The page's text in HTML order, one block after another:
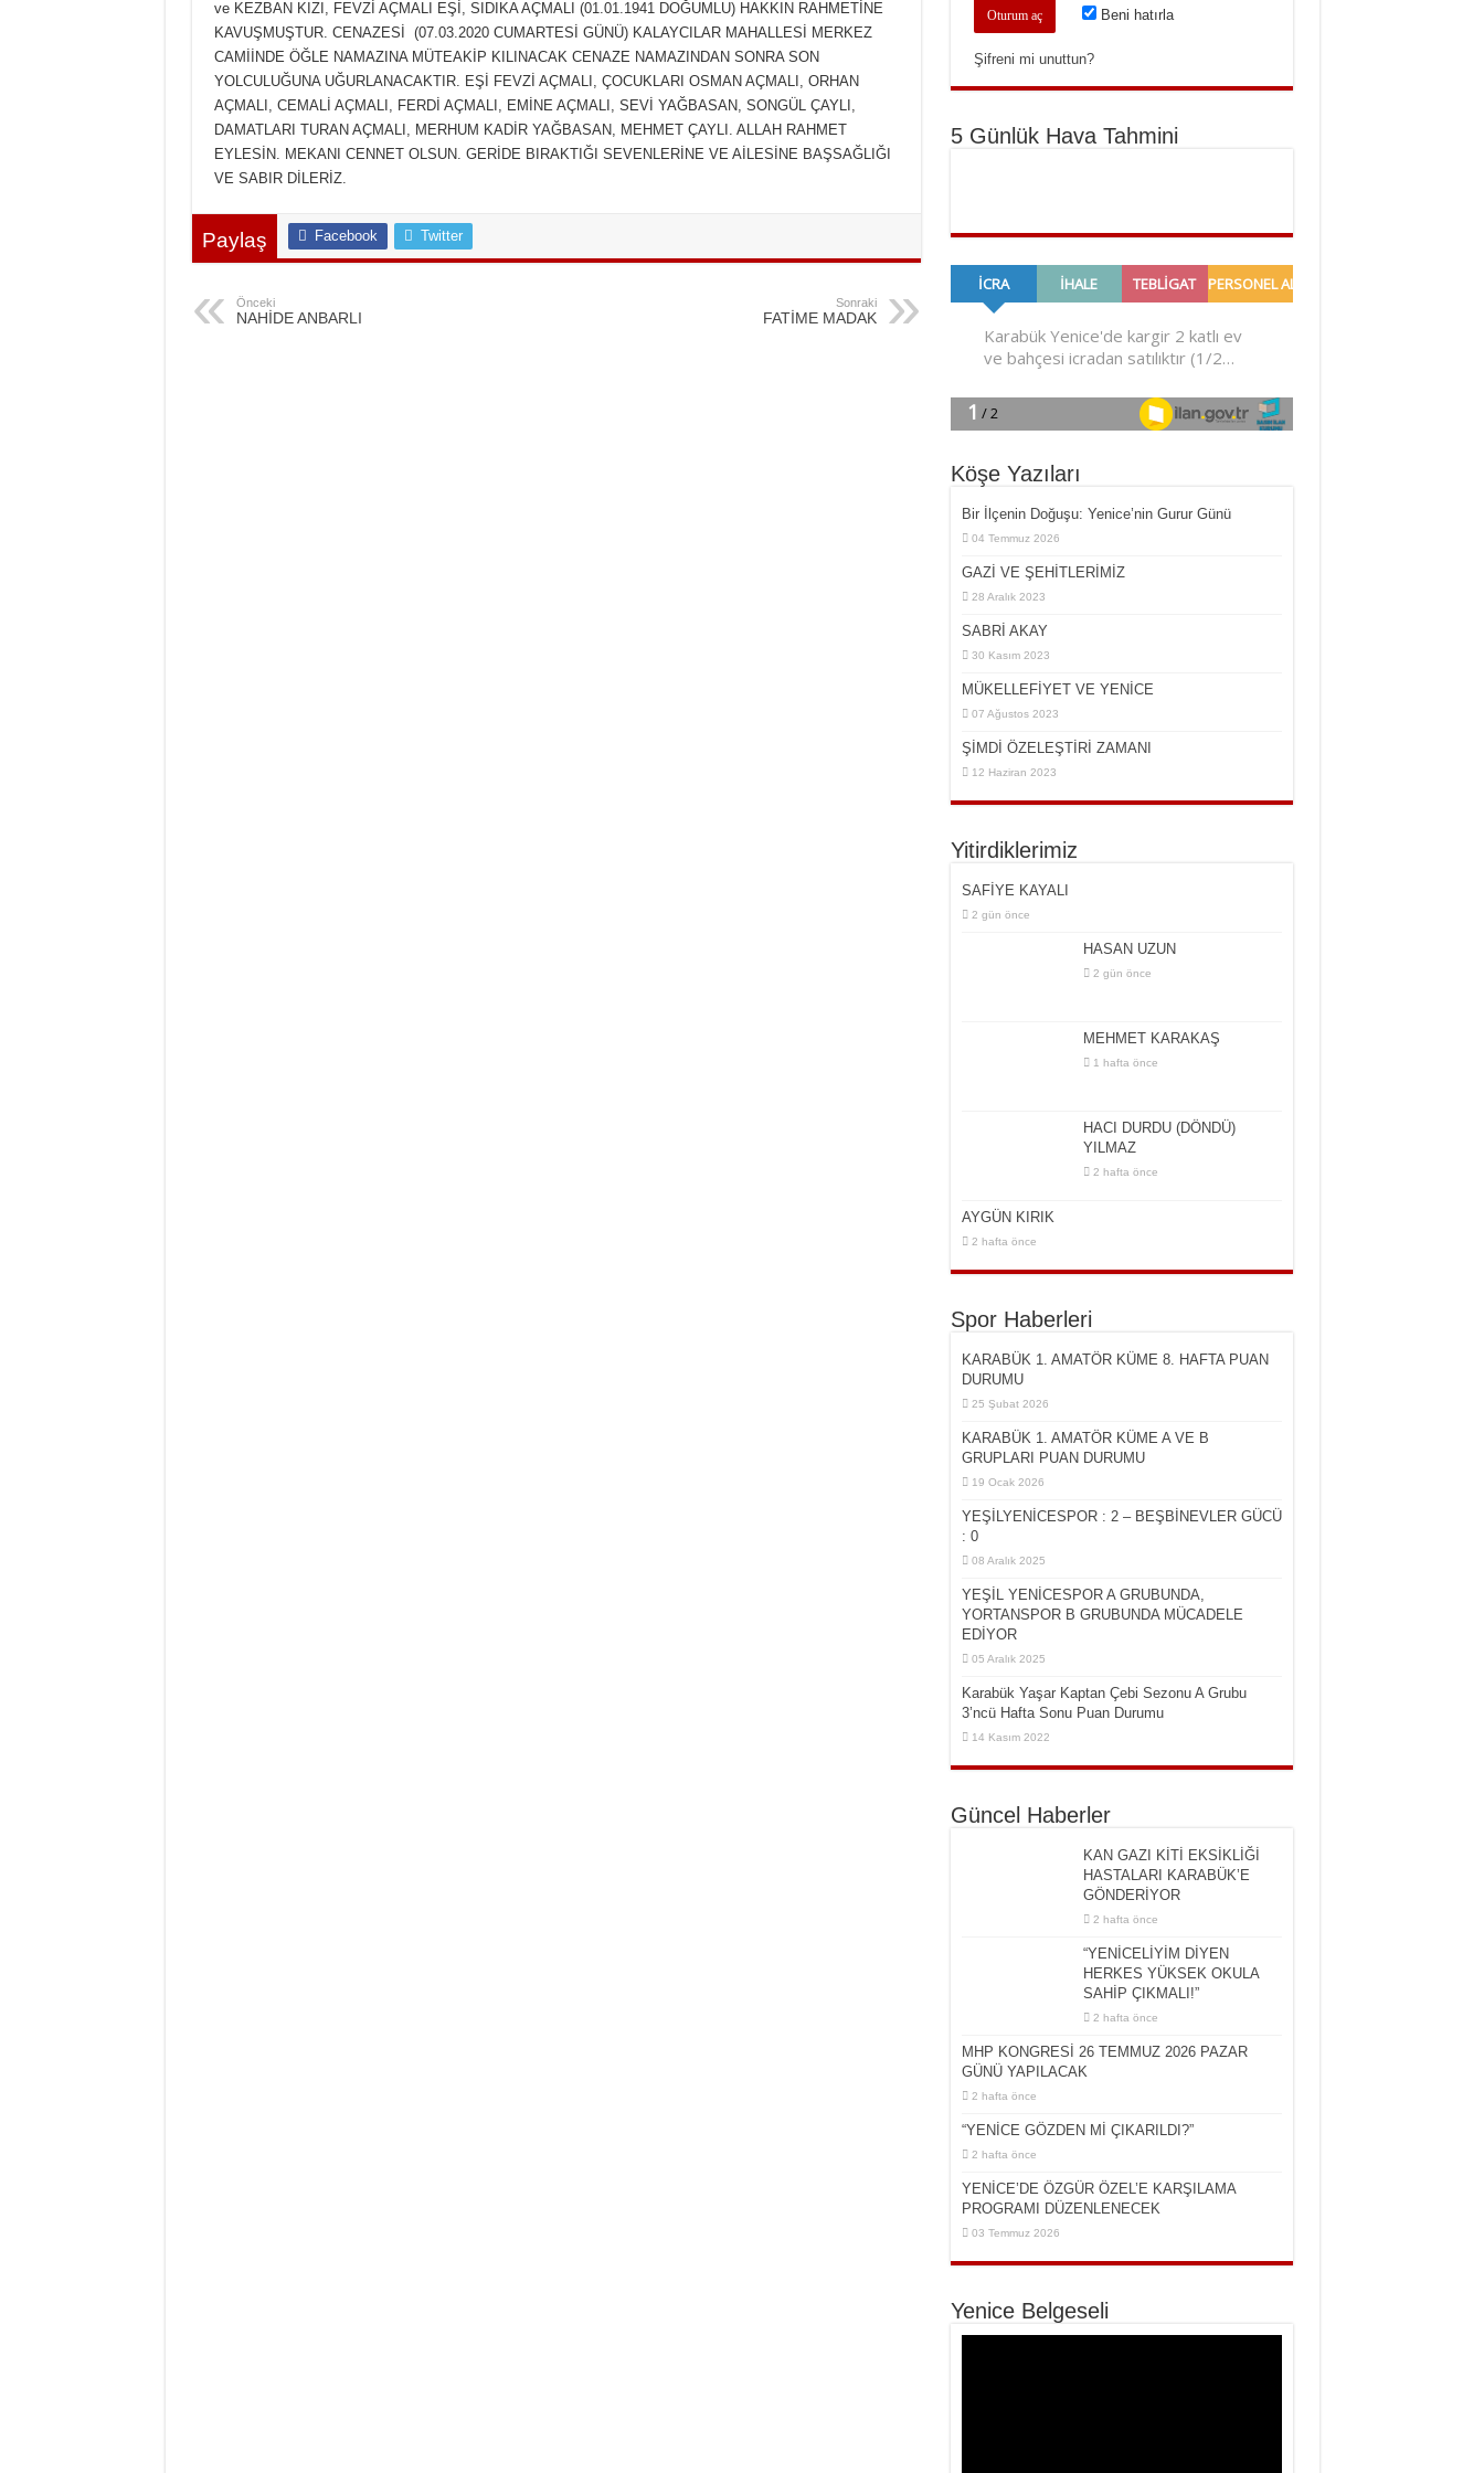
ve KEZBAN KIZI, FEVZİ AÇMALI EŞİ, SIDIKA AÇMALI (01.01.1941 DOĞUMLU) HAKKIN RAHMETİNE
KAVUŞMUŞTUR. CENAZESİ (07.03.2020 CUMARTESİ GÜNÜ) KALAYCILAR MAHALLESİ MERKEZ
CAMİİNDE ÖĞLE NAMAZINA MÜTEAKİP KILINACAK CENAZE NAMAZINDAN SONRA SON
YOLCULUĞUNA UĞURLANACAKTIR. EŞİ FEVZİ AÇMALI, ÇOCUKLARI OSMAN AÇMALI, ORHAN
AÇMALI, CEMALİ AÇMALI, FERDİ AÇMALI, EMİNE AÇMALI, SEVİ YAĞBASAN, SONGÜL ÇAYLI,
DAMATLARI TURAN AÇMALI, MERHUM KADİR YAĞBASAN, MEHMET ÇAYLI. ALLAH RAHMET
EYLESİN. MEKANI CENNET OLSUN. GERİDE BIRAKTIĞI SEVENLERİNE VE AİLESİNE BAŞSAĞLIĞI
VE SABIR DİLERİZ.
Paylaş Facebook Twitter
Önceki
NAHİDE ANBARLI
Sonraki
FATİME MADAK
Beni hatırla
Şifreni mi unuttun?
5 Günlük Hava Tahmini
Köşe Yazıları
Bir İlçe­nin Do­ğu­şu: Ye­ni­ce’nin Gurur Günü
04 Temmuz 2026
GAZİ VE ŞEHİTLERİMİZ
28 Aralık 2023
SABRİ AKAY
30 Kasım 2023
MÜKELLEFİYET VE YENİCE
07 Ağustos 2023
ŞİMDİ ÖZELEŞTİRİ ZAMANI
12 Haziran 2023
Yitirdiklerimiz
SAFİYE KAYALI
2 gün önce
HASAN UZUN
2 gün önce
MEHMET KARAKAŞ
1 hafta önce
HACI DURDU (DÖNDÜ)
YILMAZ
2 hafta önce
AYGÜN KIRIK
2 hafta önce
Spor Haberleri
KARABÜK 1. AMATÖR KÜME 8. HAFTA PUAN
DURUMU
25 Şubat 2026
KARABÜK 1. AMATÖR KÜME A VE B
GRUPLARI PUAN DURUMU
19 Ocak 2026
YEŞİLYENİCESPOR : 2 – BEŞBİNEVLER GÜCÜ
: 0
08 Aralık 2025
YEŞİL YENİCESPOR A GRUBUNDA,
YORTANSPOR B GRUBUNDA MÜCADELE
EDİYOR
05 Aralık 2025
Karabük Yaşar Kaptan Çebi Sezonu A Grubu
3’ncü Hafta Sonu Puan Durumu
14 Kasım 2022
Güncel Haberler
KAN GAZI KİTİ EKSİKLİĞİ
HASTALARI KARABÜK’E
GÖNDERİYOR
2 hafta önce
“YENİCELİYİM DİYEN
HERKES YÜKSEK OKULA
SAHİP ÇIKMALI!”
2 hafta önce
MHP KONGRESİ 26 TEMMUZ 2026 PAZAR
GÜNÜ YAPILACAK
2 hafta önce
“YENİCE GÖZDEN Mİ ÇIKARILDI?”
2 hafta önce
YENİCE’DE ÖZGÜR ÖZEL’E KARŞILAMA
PROGRAMI DÜZENLENECEK
03 Temmuz 2026
Yenice Belgeseli